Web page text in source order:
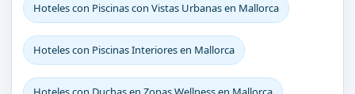
Hoteles con Piscinas con Vistas Urbanas en Mallorca
Hoteles con Piscinas Interiores en Mallorca